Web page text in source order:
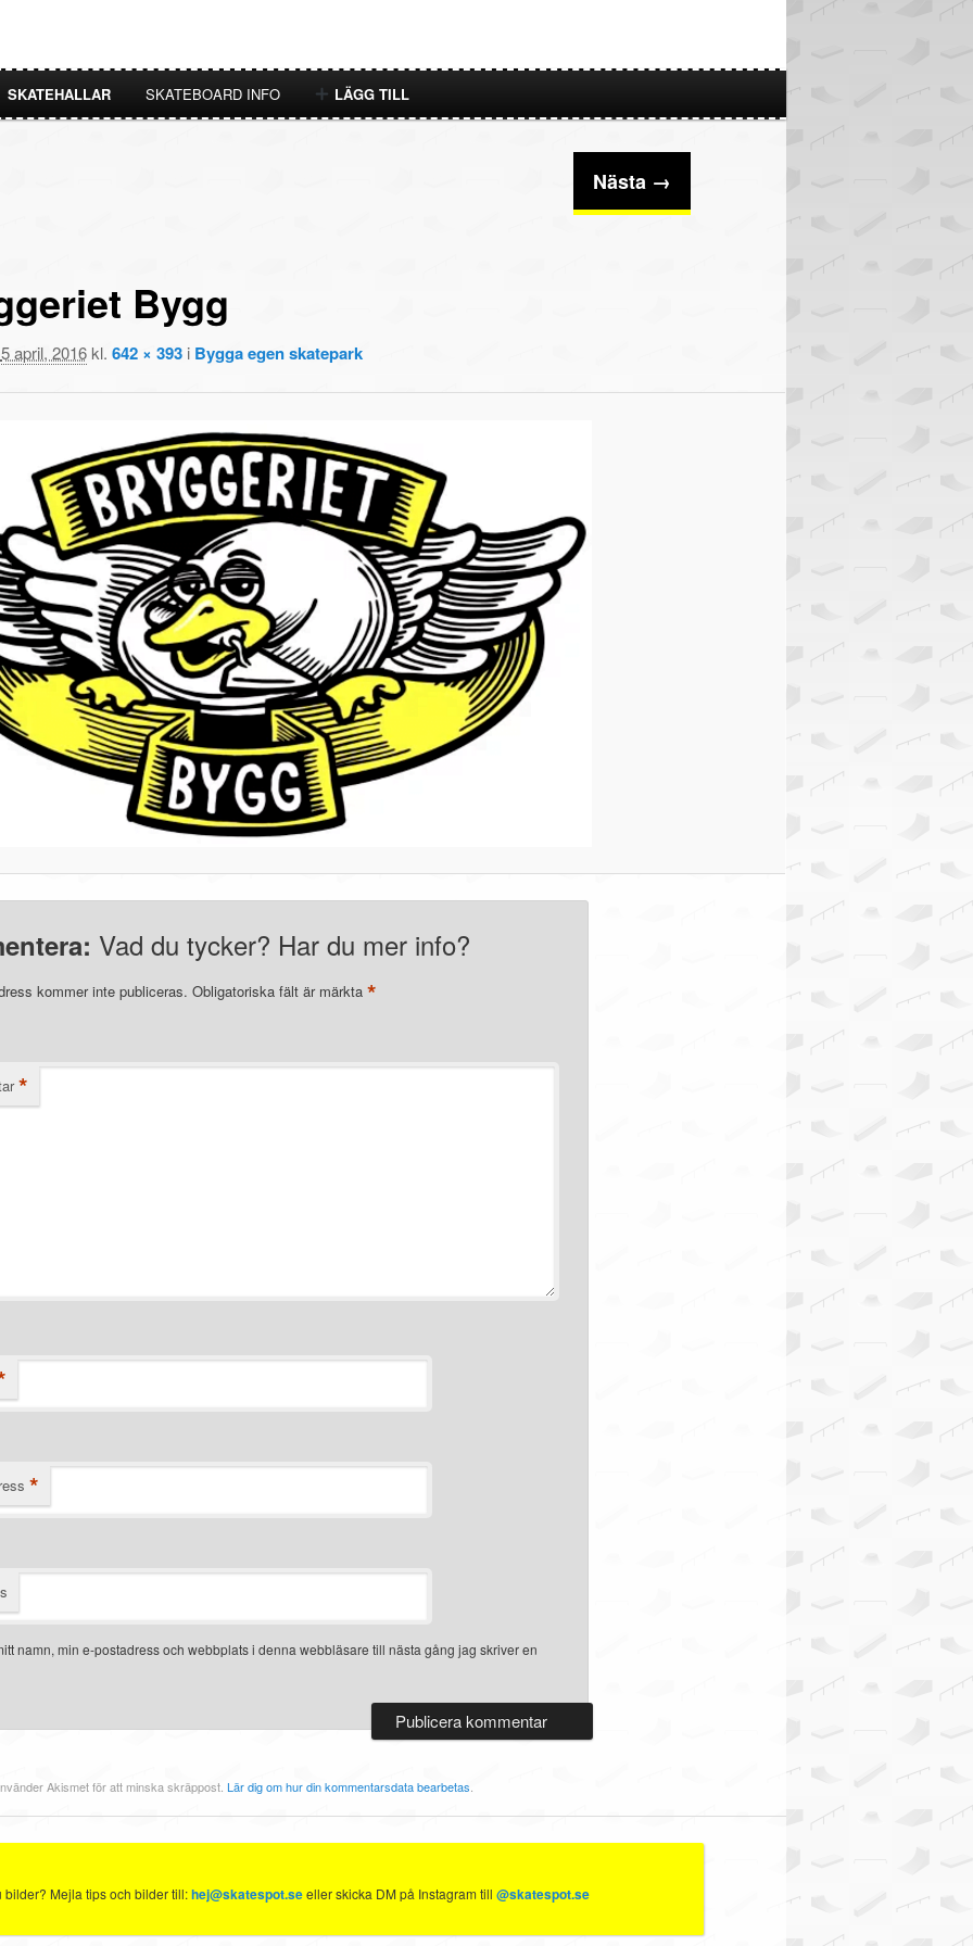
SKATEHALLAR SKATEBOARD INFO LÄGG TILL
Nästa →
Bygg
5 april, 2016kl. 642 × 393i Bygga egen skatepark
Vad du tycker? Har du mer info?
kommer inte publiceras. Obligatoriska fält är märkta *
*
*
namn, min e-postadress och webbplats i denna webbläsare till nästa gång jag skriver en
Akismet för att minska skräppost. Lär dig om hur din kommentarsdata bearbetas
Mejla tips och bilder till:hej@skatespot.seeller skicka DM på Instagram till @skatespot.se